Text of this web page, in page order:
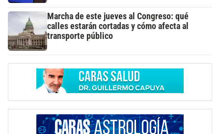
Marcha de este jueves al Congreso: qué
calles estarán cortadas y cómo afecta al
transporte público